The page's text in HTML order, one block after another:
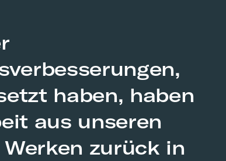
haben, haben
aus unseren
zurück in